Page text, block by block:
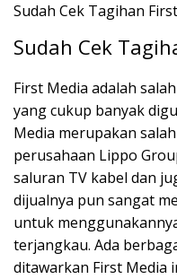
Sudah Cek Tagihan
Sudah Cek
First Media adalah
yang cukup banyak
Media merupakan
perusahaan Lippo
saluran TV kabel dan
dijualnya pun sangat
untuk
terjangkau. Ada
ditawarkan First Media